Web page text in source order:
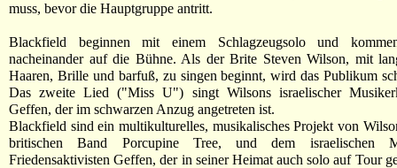
muss, bevor die Hauptgruppe antritt.
Blackfield beginnen mit einem Schlagzeugsolo und
nacheinander auf die Bühne. Als der Brite Steven Wilson, mit
Haaren, Brille und barfuß, zu singen beginnt, wird das Publikum
Das zweite Lied ("Miss U") singt Wilsons israelischer
Geffen, der im schwarzen Anzug angetreten ist.
Blackfield sind ein multikulturelles, musikalisches Projekt von
britischen Band Porcupine Tree, und dem israelischen
Friedensaktivisten Geffen, der in seiner Heimat auch solo auf Tour